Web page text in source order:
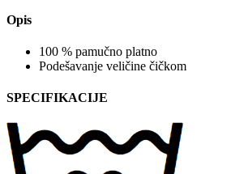
Opis
100 % pamučno platno
Podešavanje veličine čičkom
SPECIFIKACIJE